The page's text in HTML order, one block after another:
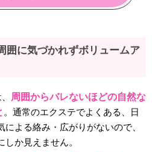
囲に気づかれずボリュームア
周囲からバレないほどの自然な
。通常のエクステでよくある、日
よる絡み・広がりがないので、
か見えません。